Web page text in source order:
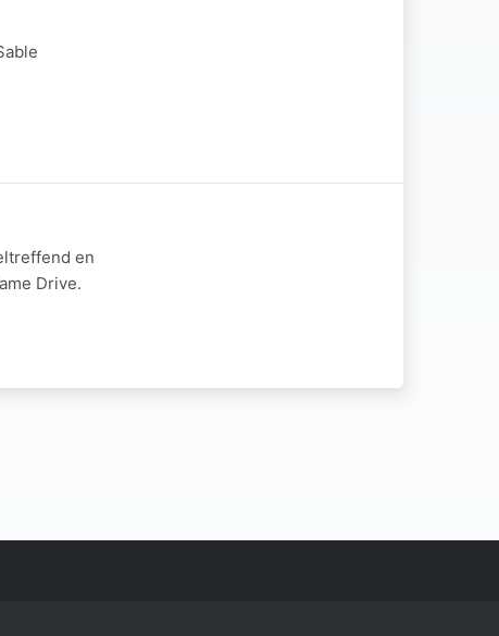
en
Drive.